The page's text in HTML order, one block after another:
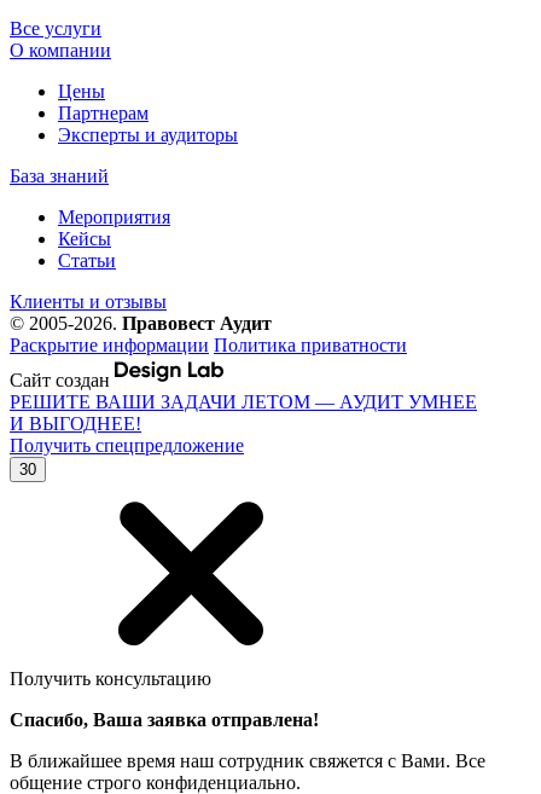
Все услуги
О компании
Цены
Партнерам
Эксперты и аудиторы
База знаний
Мероприятия
Кейсы
Статьи
Клиенты и отзывы
© 2005-2026. Правовест Аудит
Раскрытие информации Политика приватности
Сайт создан
РЕШИТЕ ВАШИ ЗАДАЧИ ЛЕТОМ — АУДИТ УМНЕЕ
И ВЫГОДНЕЕ!
Получить спецпредложение
30
Получить консультацию
Спасибо, Ваша заявка отправлена!
В ближайшее время наш сотрудник свяжется с Вами. Все
общение строго конфиденциально.